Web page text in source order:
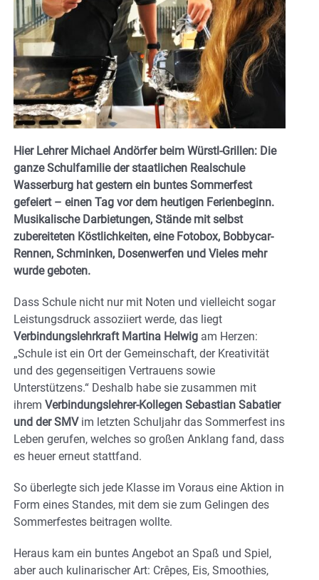
Hier Lehrer Michael Andörfer beim Würstl-Grillen: Die
ganze Schulfamilie der staatlichen Realschule
Wasserburg hat gestern ein buntes Sommerfest
gefeiert – einen Tag vor dem heutigen Ferienbeginn.
Musikalische Darbietungen, Stände mit selbst
zubereiteten Köstlichkeiten, eine Fotobox, Bobbycar-
Rennen, Schminken, Dosenwerfen und Vieles mehr
wurde geboten.
Dass Schule nicht nur mit Noten und vielleicht sogar
Leistungsdruck assoziiert werde, das liegt
Verbindungslehrkraft Martina Helwig am Herzen:
„Schule ist ein Ort der Gemeinschaft, der Kreativität
und des gegenseitigen Vertrauens sowie
Unterstützens.“ Deshalb habe sie zusammen mit
ihrem Verbindungslehrer-Kollegen Sebastian Sabatier
und der SMVim letzten Schuljahr das Sommerfest ins
Leben gerufen, welches so großen Anklang fand, dass
es heuer erneut stattfand.
So überlegte sich jede Klasse im Voraus eine Aktion in
Form eines Standes, mit dem sie zum Gelingen des
Sommerfestes beitragen wollte.
Heraus kam ein buntes Angebot an Spaß und Spiel,
aber auch kulinarischer Art: Crêpes, Eis, Smoothies,